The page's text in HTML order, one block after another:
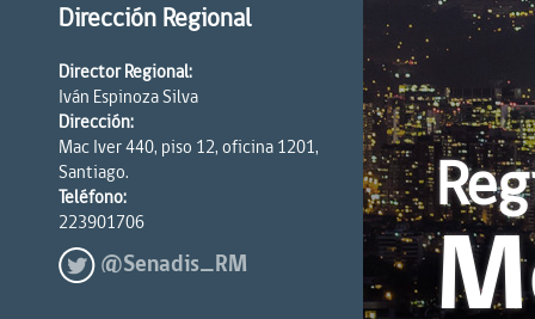
Dirección Regional
Director Regional:
Iván Espinoza Silva
Dirección:
Mac Iver 440, piso 12, oficina 1201,
Santiago.
Teléfono:
223901706
@Senadis_RM